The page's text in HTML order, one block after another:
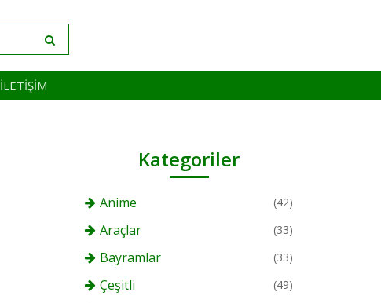
İLETIŞIM
Kategoriler
Anime (42)
Araçlar (33)
Bayramlar (33)
Çeşitli (49)